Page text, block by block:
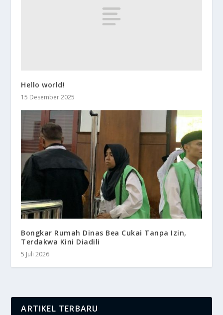
Hello world!
15 Desember 2025
Bongkar Rumah Dinas Bea Cukai Tanpa Izin,
Terdakwa Kini Diadili
5 Juli 2026
ARTIKEL TERBARU